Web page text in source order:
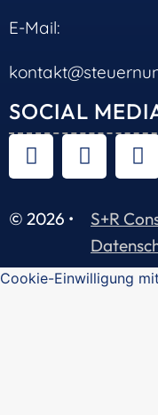
E-Mail:
SOCIAL
© 2026 • S+R
Cookie-Einwilligung